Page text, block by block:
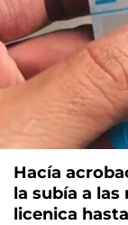
Hacía
la subía a las
licenica